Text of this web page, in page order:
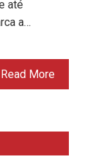
até
a…
Read More